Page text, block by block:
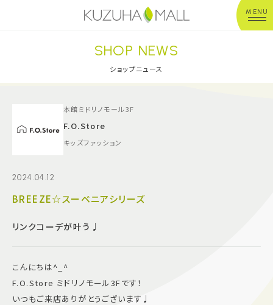
MENU
年中無休平 日：10:00~20:00
※店舗により異なる
ショップガイド
グルメ＆フード
施設案内
SHOP NEWS
ショップニュース
本館ミドリノモール3F
F.O.Store
キッズファッション
2024.04.12
BREEZE☆スーベニアシリーズ
リンクコーデが叶う♩
こんにちは^_^
F.O.Store ミドリノモール3Fです！
いつもご来店ありがとうございます♩